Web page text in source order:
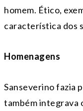
homem. Ético,
característica dos
Homenagens
Sanseverino fazia
também integrava